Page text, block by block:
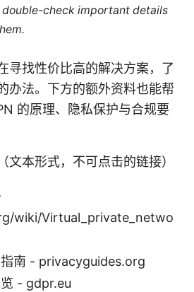
double-check important details
寻找性价比高的解决方案，了
办法。下方的额外资料也能帮
的原理、隐私保护与合规要
文本形式，不可点击的链接）
wiki/Virtual_private_netwo
南 - privacyguides.org
- gdpr.eu